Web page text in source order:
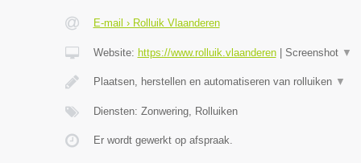
E-mail › Rolluik Vlaanderen
Website: https://www.rolluik.vlaanderen| Screenshot ▼
Plaatsen, herstellen en automatiseren van rolluiken ▼
Diensten: Zonwering, Rolluiken
Er wordt gewerkt op afspraak.